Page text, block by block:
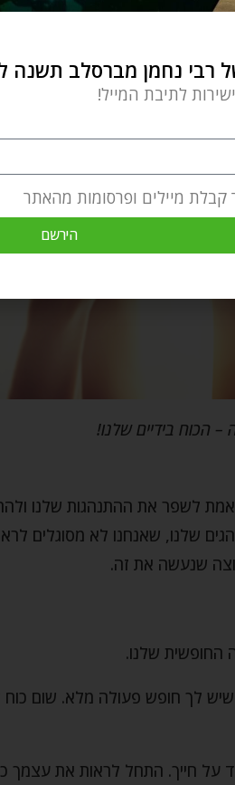
– הכוח בידיים שלנו!
לשפר את ההתנהגות שלנו
שלנו, שאנחנו לא מסוגלים
שנעשה את זה.
החופשית שלנו.
לך חופש פעולה מלא. שום
על חייך. התחל לראות את עצמך
רבי נחמן מברסלב תשנה
לתיבת המייל!
קבלת מיילים ופרסומות מהאתר
הירשם